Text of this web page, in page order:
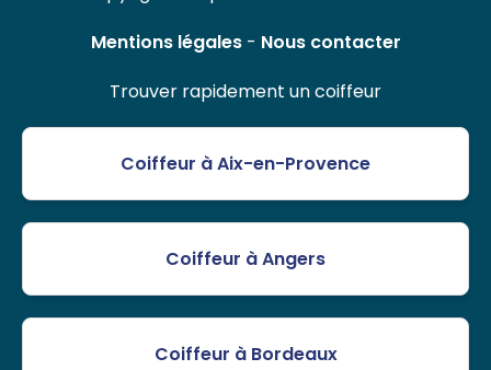
Mentions légales- Nous contacter
Trouver rapidement un coiffeur
Coiffeur à Aix-en-Provence
Coiffeur à Angers
Coiffeur à Bordeaux